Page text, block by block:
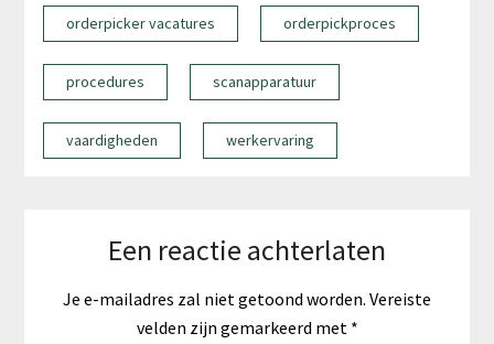
orderpicker vacatures orderpickproces
procedures scanapparatuur
vaardigheden werkervaring
Een reactie achterlaten
Je e-mailadres zal niet getoond worden. Vereiste
velden zijn gemarkeerd met *